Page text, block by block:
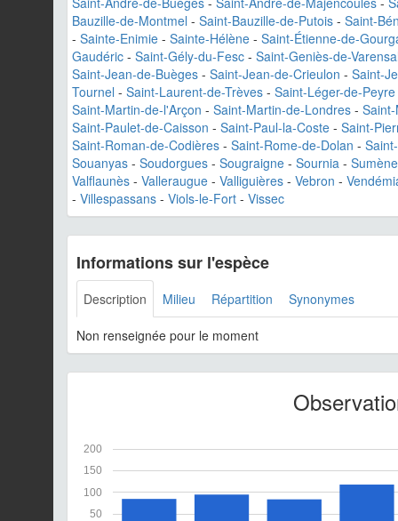
Bauzille-de-Montmel - Saint-Bauzille-de-Putois - Saint-
- Sainte-Enimie - Sainte-Hélène - Saint-Étienne-de-
Gaudéric - Saint-Gély-du-Fesc - Saint-Geniès-de-
Saint-Jean-de-Buèges - Saint-Jean-de-Crieulon - Saint-
Tournel - Saint-Laurent-de-Trèves - Saint-Léger-de-Peyre
Saint-Martin-de-l'Arçon - Saint-Martin-de-Londres -
Saint-Paulet-de-Caisson - Saint-Paul-la-Coste - Saint-
Saint-Roman-de-Codières - Saint-Rome-de-Dolan -
Souanyas - Soudorgues - Sougraigne - Sournia - Sumène
Valflaunès - Valleraugue - Valliguières - Vebron -
- Villespassans - Viols-le-Fort - Vissec
Informations sur l'espèce
Description Milieu Répartition Synonymes
Non renseignée pour le moment
50
100
150
200